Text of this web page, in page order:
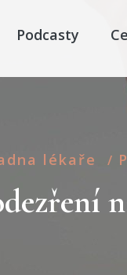
Podcasty
lékaře /